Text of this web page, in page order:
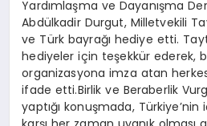
Yardımlaşma ve Dayanışma
Abdülkadir Durgut, Milletvekili
ve Türk bayrağı hediye etti.
hediyeler için teşekkür ederek,
organizasyona imza atan
ifade etti.Birlik ve Beraberlik
yaptığı konuşmada,